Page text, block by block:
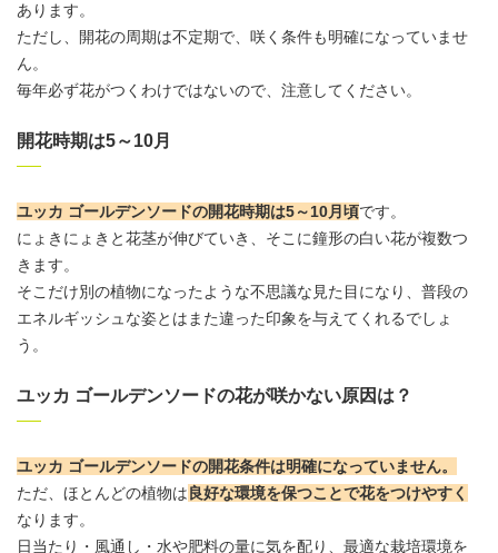
あります。
ただし、開花の周期は不定期で、咲く条件も明確になっていませ
ん。
毎年必ず花がつくわけではないので、注意してください。
開花時期は5～10月
ユッカ ゴールデンソードの開花時期は5～10月頃です。
にょきにょきと花茎が伸びていき、そこに鐘形の白い花が複数つ
きます。
そこだけ別の植物になったような不思議な見た目になり、普段の
エネルギッシュな姿とはまた違った印象を与えてくれるでしょ
う。
ユッカ ゴールデンソードの花が咲かない原因は？
ユッカ ゴールデンソードの開花条件は明確になっていません。
ただ、ほとんどの植物は良好な環境を保つことで花をつけやすく
なります。
日当たり・風通し・水や肥料の量に気を配り、最適な栽培環境を